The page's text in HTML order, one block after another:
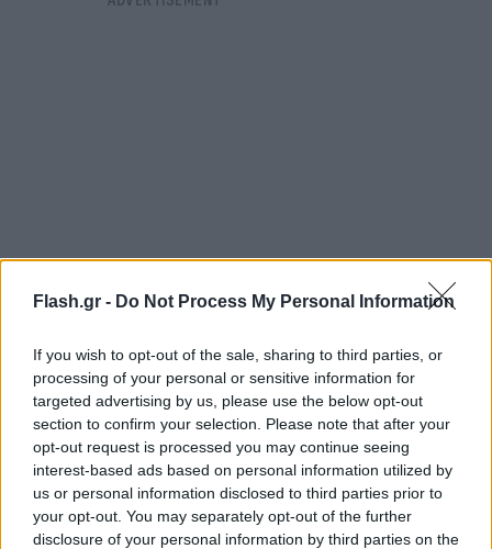
Flash.gr - Do Not Process My Personal Information
If you wish to opt-out of the sale, sharing to third parties, or
processing of your personal or sensitive information for
targeted advertising by us, please use the below opt-out
section to confirm your selection. Please note that after your
opt-out request is processed you may continue seeing
interest-based ads based on personal information utilized by
us or personal information disclosed to third parties prior to
your opt-out. You may separately opt-out of the further
disclosure of your personal information by third parties on the
FLASH FOCUS